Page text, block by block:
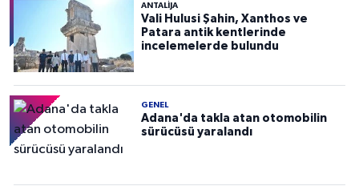
ANTALIJA
Vali Hulusi Şahin, Xanthos ve
Patara antik kentlerinde
incelemelerde bulundu
GENEL
Adana'da takla atan otomobilin
sürücüsü yaralandı